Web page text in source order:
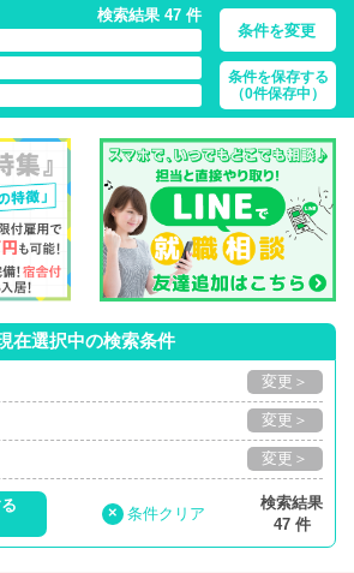
検索結果 47 件
条件を変更
条件を保存する
（0件保存中）
パート・応援ナース・派遣の 看護師求
覧
在選択中の検索条件
変更＞
変更＞
変更＞
× 条件クリア
検索結果
47 件